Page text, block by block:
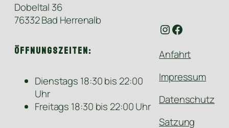
Dobeltal 36
76332 Bad Herrenalb
Öffnungszeiten:
Dienstags 18:30 bis 22:00
Uhr
Freitags 18:30 bis 22:00 Uhr
Instagram
Facebook
Anfahrt
Impressum
Datenschutz
Satzung